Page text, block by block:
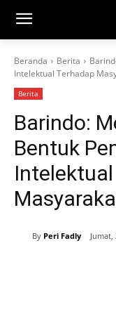
Beranda Berita
Intelektual Terhadap
Berita
Barindo:
Bentuk
By Peri Fadly Jumat,